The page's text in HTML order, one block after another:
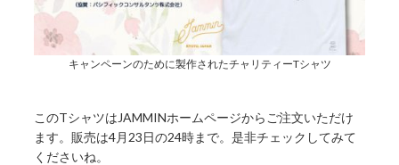
キャンペーンのために製作されたチャリティーTシャツ
このTシャツはJAMMINホームページからご注文いただけ
ます。販売は4月23日の24時まで。是非チェックしてみて
くださいね。